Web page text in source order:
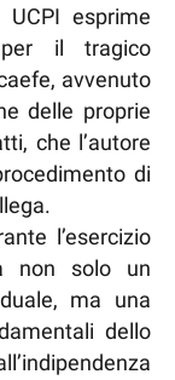
UCPI esprime
il tragico
avvenuto
delle proprie
che l’autore
di
l’esercizio
non solo un
ma una
dello